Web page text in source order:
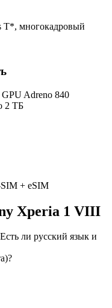
T*, многокадровый
Adreno 840
2 ТБ
SIM + eSIM
Xperia 1 VIII
ли русский язык и